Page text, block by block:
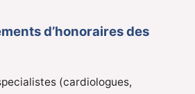
d’honoraires des
(cardiologues,